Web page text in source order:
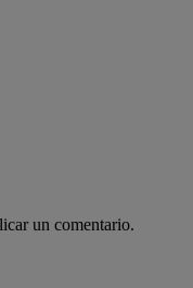
un comentario.